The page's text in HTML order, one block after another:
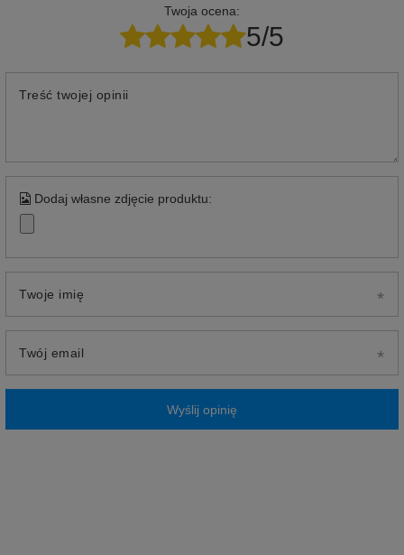
Twoja ocena:
5/5
Treść twojej opinii
Dodaj własne zdjęcie produktu:
Twoje imię
Twój email
Wyślij opinię